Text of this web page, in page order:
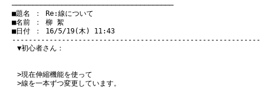
───────────────────────────────────────
■題名 ： Re:線について
■名前 ： 柳 絮
■日付 ： 16/5/19(木) 11:43
▼初心者さん：
>現在伸縮機能を使って
>線を一本ずつ変更しています。